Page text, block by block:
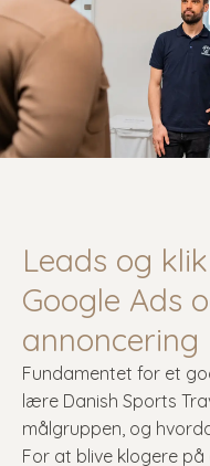
Leads og
Google Ads
annoncering
Fundamentet for et
lære Danish Sports
målgruppen, og
For at blive klogere